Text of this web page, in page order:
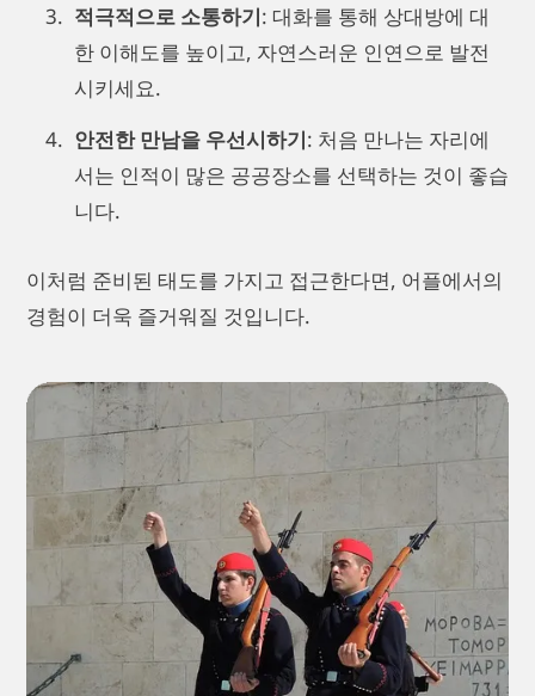
적극적으로 소통하기: 대화를 통해 상대방에 대
한 이해도를 높이고, 자연스러운 인연으로 발전
시키세요.
안전한 만남을 우선시하기: 처음 만나는 자리에
서는 인적이 많은 공공장소를 선택하는 것이 좋습
니다.
이처럼 준비된 태도를 가지고 접근한다면, 어플에서의
경험이 더욱 즐거워질 것입니다.